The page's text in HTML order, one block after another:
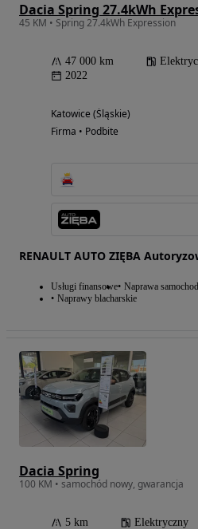
Dacia Spring 27.4kWh
45 KM • Spring 27.4kWh Expression
47 000 km
2022
Katowice (Śląskie)
Firma • Podbite
RENAULT AUTO ZIĘBA
Usługi finansowe Naprawa
Naprawy blacharskie
Dacia Spring
100 KM • samochód nowy, gwarancja
5 km Elektryczny